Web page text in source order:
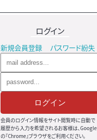
ログイン
新規会員登録 パスワード紛失
ログイン
会員のログイン情報をサイト閲覧時に自動で
履歴から入力を希望されるお客様は、Google
の『Chrome』ブラウザをご利用ください。